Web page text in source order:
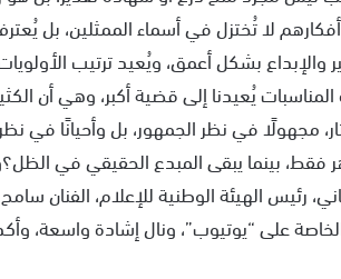
لا تُختزل في أسماء الممثلين، بل
والإبداع بشكل أعمق، ويُعيد ترتيب
يُعيدنا إلى قضية أكبر، وهي أن
مجهولًا في نظر الجمهور، بل وأحيانًا في
فقط، بينما يبقى المبدع الحقيقي في
رئيس الهيئة الوطنية للإعلام، الفنان
على “يوتيوب”، ونال إشادة واسعة،